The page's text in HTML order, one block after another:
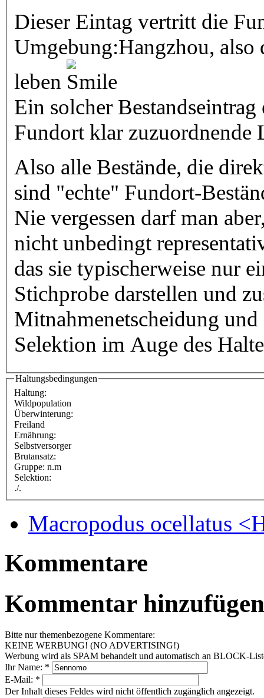
Dieser Eintag vertritt die
Umgebung:Hangzhou, also
leben
Ein solcher
Fundort klar
Also alle Bestände, die
sind "echte" Fundort-
Nie vergessen darf man
nicht unbedingt
das sie typischerweise nur
Stichprobe darstellen und
Mitnahmenetscheidung
Selektion im Auge des
Haltungsbedingungen
Haltung:
Wildpopulation
Überwinterung:
Freiland
Ernährung:
Selbstversorger
Brutansatz:
Gruppe: n.m
Selektion:
./.
Macropodus ocellatus
Kommentare
Kommentar hinzufügen
Bitte nur themenbezogene Kommentare:
KEINE WERBUNG! (NO ADVERTISING!)
Werbung wird als SPAM behandelt und automatisch an BLOCK-
Ihr Name: *
E-Mail: *
Der Inhalt dieses Feldes wird nicht öffentlich zugänglich angezeigt.